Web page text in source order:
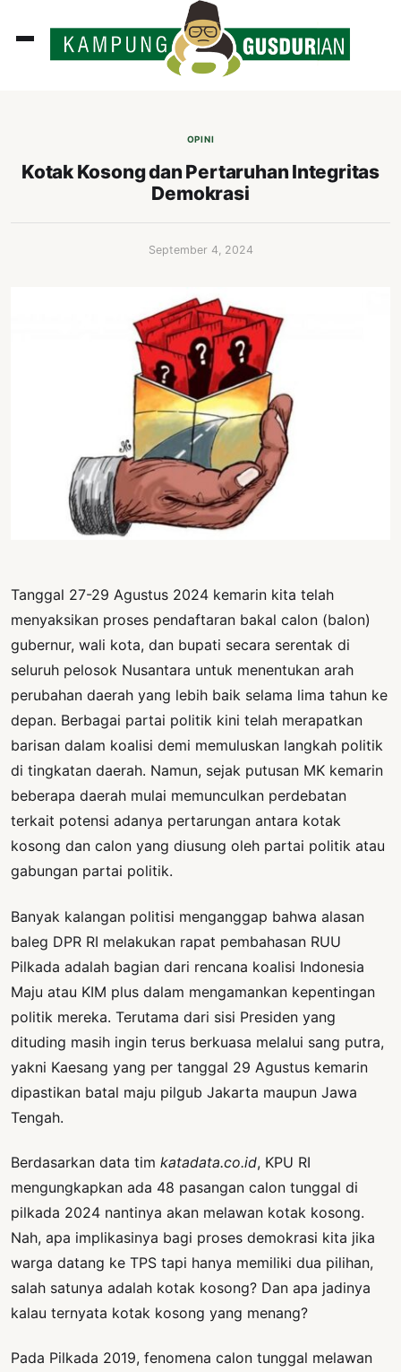
OPINI
Kotak Kosong dan Pertaruhan Integritas
Demokrasi
September 4, 2024
Tanggal 27-29 Agustus 2024 kemarin kita telah
menyaksikan proses pendaftaran bakal calon (balon)
gubernur, wali kota, dan bupati secara serentak di
seluruh pelosok Nusantara untuk menentukan arah
perubahan daerah yang lebih baik selama lima tahun ke
depan. Berbagai partai politik kini telah merapatkan
barisan dalam koalisi demi memuluskan langkah politik
di tingkatan daerah. Namun, sejak putusan MK kemarin
beberapa daerah mulai memunculkan perdebatan
terkait potensi adanya pertarungan antara kotak
kosong dan calon yang diusung oleh partai politik atau
gabungan partai politik.
Banyak kalangan politisi menganggap bahwa alasan
baleg DPR RI melakukan rapat pembahasan RUU
Pilkada adalah bagian dari rencana koalisi Indonesia
Maju atau KIM plus dalam mengamankan kepentingan
politik mereka. Terutama dari sisi Presiden yang
dituding masih ingin terus berkuasa melalui sang putra,
yakni Kaesang yang per tanggal 29 Agustus kemarin
dipastikan batal maju pilgub Jakarta maupun Jawa
Tengah.
Berdasarkan data tim katadata.co.id, KPU RI
mengungkapkan ada 48 pasangan calon tunggal di
pilkada 2024 nantinya akan melawan kotak kosong.
Nah, apa implikasinya bagi proses demokrasi kita jika
warga datang ke TPS tapi hanya memiliki dua pilihan,
salah satunya adalah kotak kosong? Dan apa jadinya
kalau ternyata kotak kosong yang menang?
Pada Pilkada 2019, fenomena calon tunggal melawan